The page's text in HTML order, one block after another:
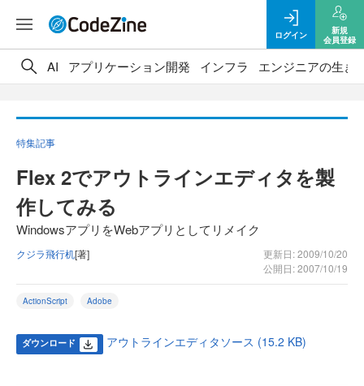
ログイン
新規
会員登録
AI アプリケーション開発 インフラ エンジニアの生き
特集記事
Flex 2でアウトラインエディタを製
作してみる
WindowsアプリをWebアプリとしてリメイク
クジラ飛行机[著]
更新日: 2009/10/20
公開日: 2007/10/19
ActionScript Adobe
ダウンロード アウトラインエディタソース (15.2 KB)